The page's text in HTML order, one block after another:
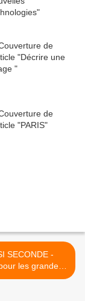
SECONDE -
les grandes
vacances >